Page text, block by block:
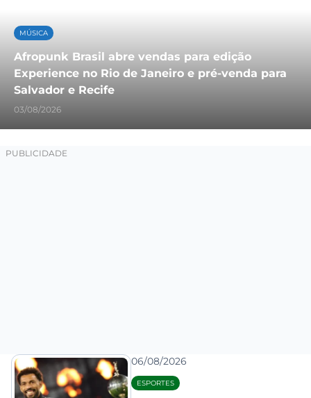
MÚSICA
Afropunk Brasil abre vendas para edição
Experience no Rio de Janeiro e pré-venda para
Salvador e Recife
03/08/2026
06/08/2026
ESPORTES